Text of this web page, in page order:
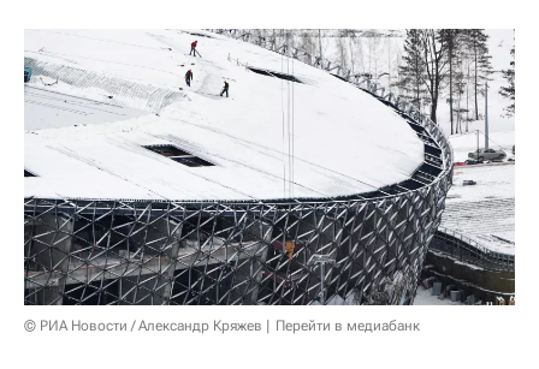
© РИА Новости / Александр Кряжев Перейти в медиабанк